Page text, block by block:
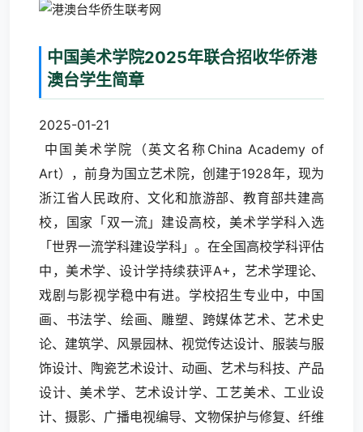
中国美术学院2025年联合招收华侨港
澳台学生简章
2025-01-21
中国美术学院（英文名称China Academy of
Art），前身为国立艺术院，创建于1928年，现为
浙江省人民政府、文化和旅游部、教育部共建高
校，国家「双一流」建设高校，美术学学科入选
「世界一流学科建设学科」。在全国高校学科评估
中，美术学、设计学持续获评A+，艺术学理论、
戏剧与影视学稳中有进。学校招生专业中，中国
画、书法学、绘画、雕塑、跨媒体艺术、艺术史
论、建筑学、风景园林、视觉传达设计、服装与服
饰设计、陶瓷艺术设计、动画、艺术与科技、产品
设计、美术学、艺术设计学、工艺美术、工业设
计、摄影、广播电视编导、文物保护与修复、纤维